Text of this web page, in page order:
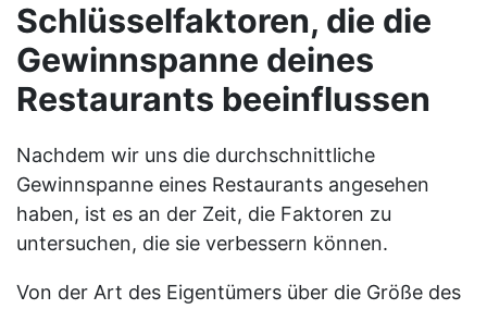
Schlüsselfaktoren, die die
Gewinnspanne deines
Restaurants beeinflussen
Nachdem wir uns die durchschnittliche
Gewinnspanne eines Restaurants angesehen
haben, ist es an der Zeit, die Faktoren zu
untersuchen, die sie verbessern können.
Von der Art des Eigentümers über die Größe des